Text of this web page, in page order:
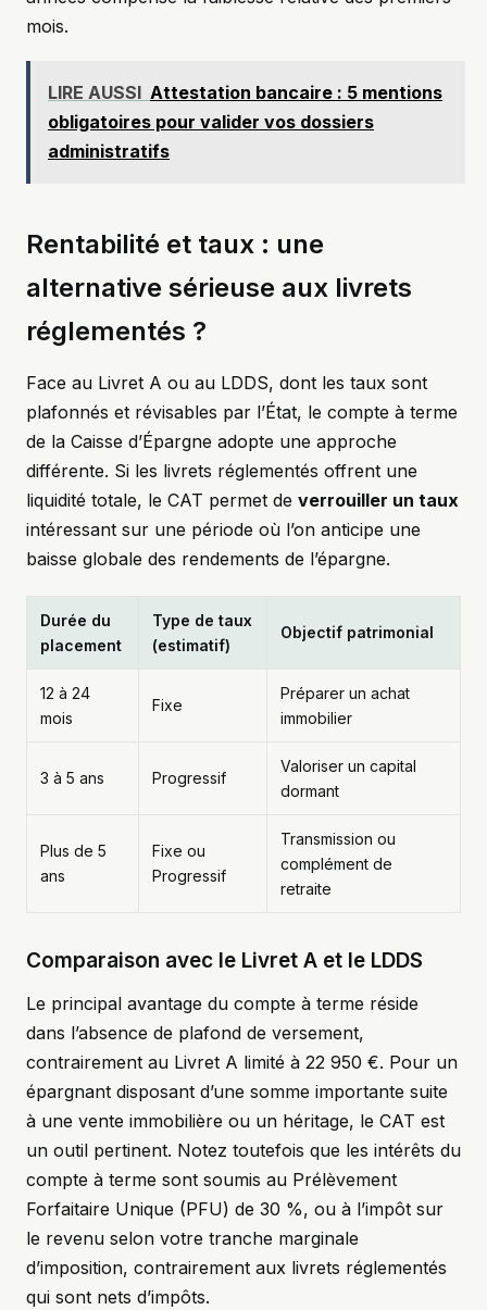
mois.
LIRE AUSSI Attestation bancaire : 5 mentions
obligatoires pour valider vos dossiers
administratifs
Rentabilité et taux : une
alternative sérieuse aux livrets
réglementés ?
Face au Livret A ou au LDDS, dont les taux sont
plafonnés et révisables par l’État, le compte à terme
de la Caisse d’Épargne adopte une approche
différente. Si les livrets réglementés offrent une
liquidité totale, le CAT permet de verrouiller un taux
intéressant sur une période où l’on anticipe une
baisse globale des rendements de l’épargne.
Durée du
placement
Type de taux
(estimatif)
Objectif patrimonial
12 à 24
mois
Fixe
Préparer un achat
immobilier
3 à 5 ans Progressif
Valoriser un capital
dormant
Plus de 5
ans
Fixe ou
Progressif
Transmission ou
complément de
retraite
Comparaison avec le Livret A et le LDDS
Le principal avantage du compte à terme réside
dans l’absence de plafond de versement,
contrairement au Livret A limité à 22 950 €. Pour un
épargnant disposant d’une somme importante suite
à une vente immobilière ou un héritage, le CAT est
un outil pertinent. Notez toutefois que les intérêts du
compte à terme sont soumis au Prélèvement
Forfaitaire Unique (PFU) de 30 %, ou à l’impôt sur
le revenu selon votre tranche marginale
d’imposition, contrairement aux livrets réglementés
qui sont nets d’impôts.